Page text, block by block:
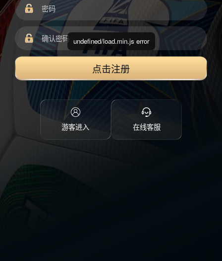
点击注册
游客进入 在线客服
undefined/load.min.js error